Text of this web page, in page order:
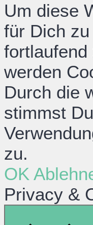
Um diese
für Dich
fortlaufend
werden
Durch die
stimmst
zu.
OK
Privacy &